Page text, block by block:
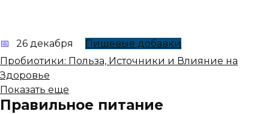
26 декабря
Пищевые добавки
Пробиотики: Польза, Источники и Влияние на
Здоровье
Показать еще
Правильное питание